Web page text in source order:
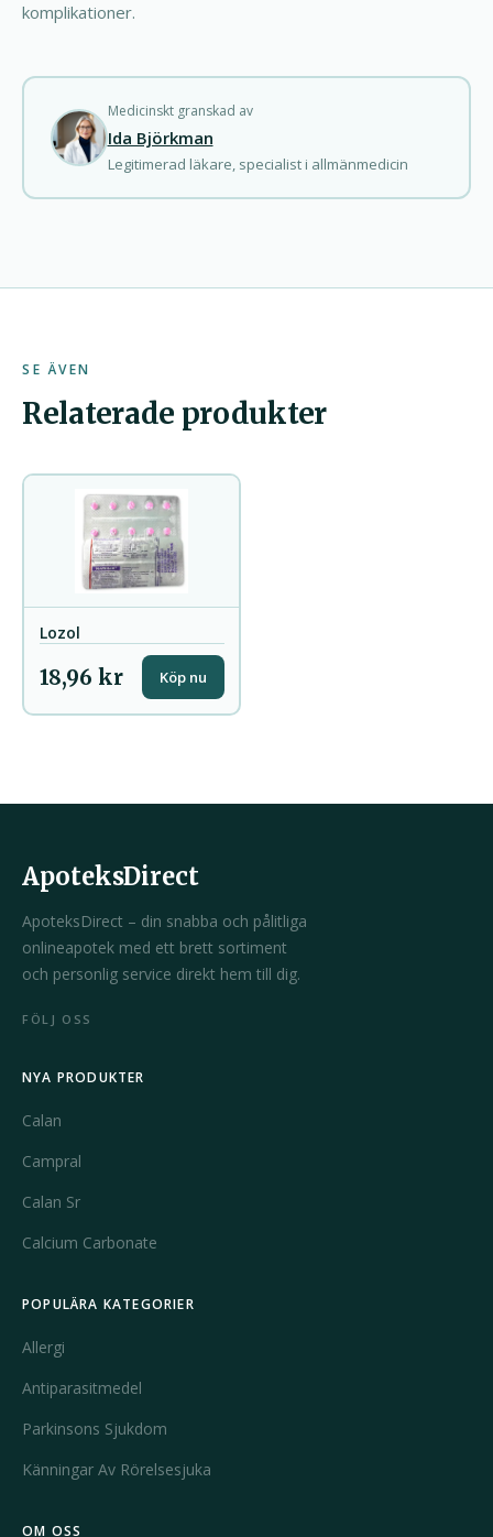
komplikationer.
Medicinskt granskad av
Ida Björkman
Legitimerad läkare, specialist i allmänmedicin
SE ÄVEN
Relaterade produkter
Lozol
18,96 kr Köp nu
ApoteksDirect
ApoteksDirect – din snabba och pålitliga
onlineapotek med ett brett sortiment
och personlig service direkt hem till dig.
FÖLJ OSS
NYA PRODUKTER
Calan
Campral
Calan Sr
Calcium Carbonate
POPULÄRA KATEGORIER
Allergi
Antiparasitmedel
Parkinsons Sjukdom
Känningar Av Rörelsesjuka
OM OSS